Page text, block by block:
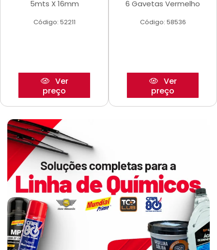
5mts X 16mm
Código: 52211
Ver
preço
6 Gavetas Vermelho
Código: 58536
Ver
preço